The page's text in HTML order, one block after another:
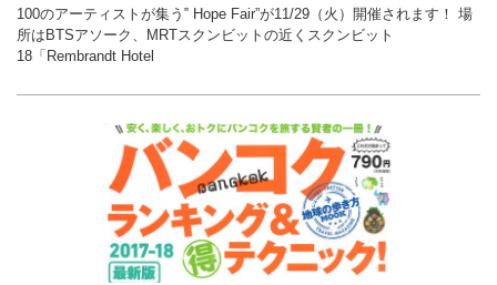
100のアーティストが集う‟ Hope Fair”が11/29（火）開催されます！ 場
所はBTSアソーク、MRTスクンビットの近くスクンビット
18「Rembrandt Hotel